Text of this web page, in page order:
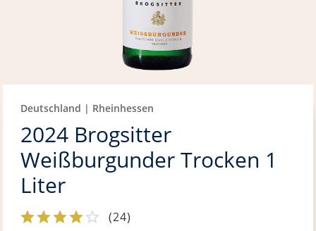
Deutschland | Rheinhessen
2024 Brogsitter
Weißburgunder Trocken 1
Liter
(24)